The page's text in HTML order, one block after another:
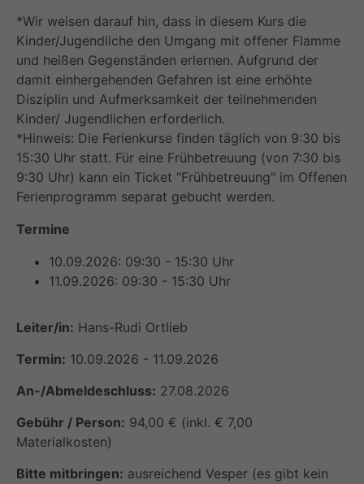
*Wir weisen darauf hin, dass in diesem Kurs die
Kinder/Jugendliche den Umgang mit offener Flamme
und heißen Gegenständen erlernen. Aufgrund der
damit einhergehenden Gefahren ist eine erhöhte
Disziplin und Aufmerksamkeit der teilnehmenden
Kinder/ Jugendlichen erforderlich.
*Hinweis: Die Ferienkurse finden täglich von 9:30 bis
15:30 Uhr statt. Für eine Frühbetreuung (von 7:30 bis
9:30 Uhr) kann ein Ticket "Frühbetreuung" im Offenen
Ferienprogramm separat gebucht werden.
Termine
10.09.2026: 09:30 - 15:30 Uhr
11.09.2026: 09:30 - 15:30 Uhr
Leiter/in: Hans-Rudi Ortlieb
Termin: 10.09.2026 - 11.09.2026
An-/Abmeldeschluss: 27.08.2026
Gebühr / Person: 94,00 € (inkl. € 7,00
Materialkosten)
Bitte mitbringen: ausreichend Vesper (es gibt kein